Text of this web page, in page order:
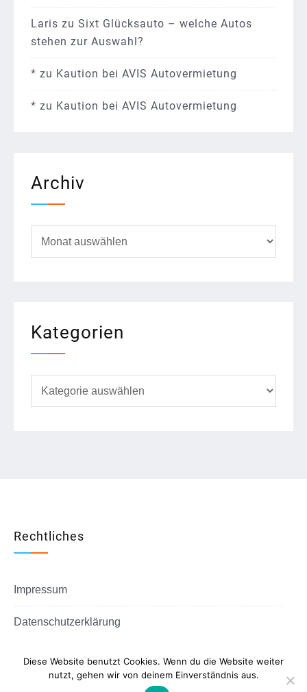
Laris zu Sixt Glücksauto – welche Autos
stehen zur Auswahl?
* zu Kaution bei AVIS Autovermietung
* zu Kaution bei AVIS Autovermietung
Archiv
Kategorien
Rechtliches
Impressum
Datenschutzerklärung
Copyright © All rights reserved.
Diese Website benutzt Cookies. Wenn du die Website weiter
nutzt, gehen wir von deinem Einverständnis aus.